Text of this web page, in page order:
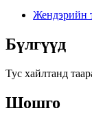
Жендэрийн
Бүлгүүд
Тус хайлтанд
Шошго